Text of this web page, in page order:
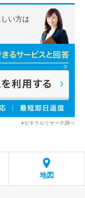
い方は
※ゼネラルリサーチ調べ
地図